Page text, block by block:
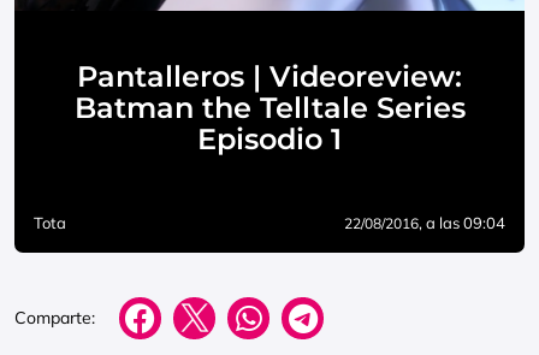
Pantalleros | Videoreview:
Batman the Telltale Series
Episodio 1
Tota 22/08/2016, a las 09:04
Comparte: